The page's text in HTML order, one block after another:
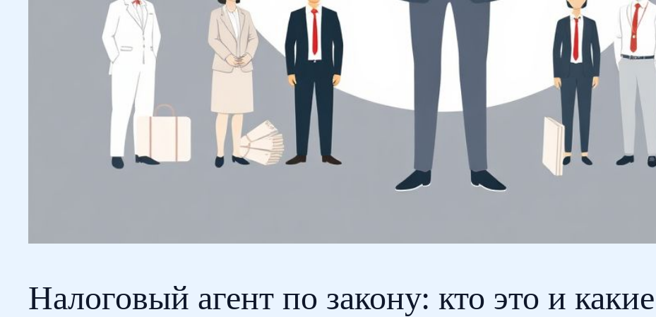
Налоговый агент по закону: кто это и